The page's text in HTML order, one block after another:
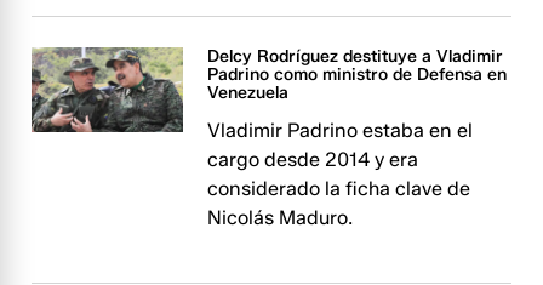
Delcy Rodríguez destituye a Vladimir
Padrino como ministro de Defensa en
Venezuela
Vladimir Padrino estaba en el
cargo desde 2014 y era
considerado la ficha clave de
Nicolás Maduro.